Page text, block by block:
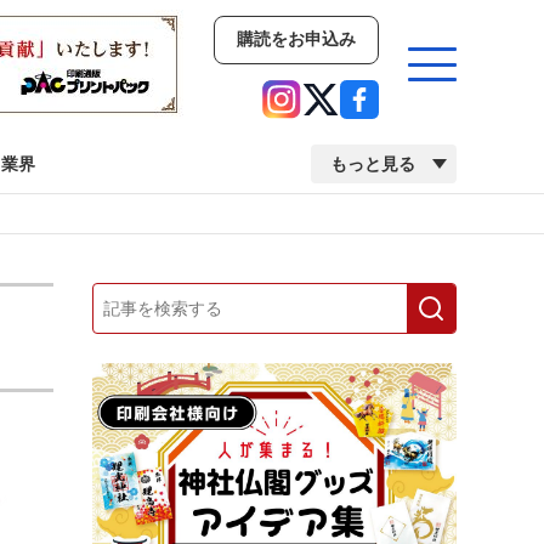
購読をお申込み
業界 もっと見る
イベント
業界 市場・統計 人事・移転・異動・訃報
中古印刷機・製本機特集 2022 検査・校正特集